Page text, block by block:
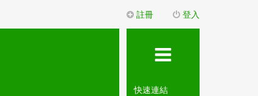
登入
註冊
快速連結